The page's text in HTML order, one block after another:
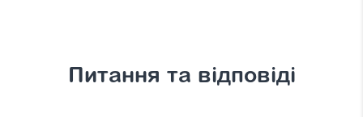
Питання та відповіді